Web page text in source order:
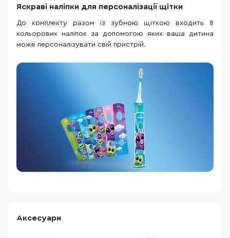
Яскраві наліпки для персоналізації щітки
До комплекту разом із зубною щіткою входить 8
кольорових наліпок за допомогою яких ваша дитина
може персоналізувати свій пристрій.
Аксесуари